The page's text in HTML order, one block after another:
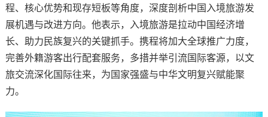
程、核心优势和现存短板等角度，深度剖析中国入境旅游发
展机遇与改进方向。他表示，入境旅游是拉动中国经济增
长、助力民族复兴的关键抓手。携程将加大全球推广力度，
完善外籍游客出行配套服务，多措并举引流国际客源，以文
旅交流深化国际往来，为国家强盛与中华文明复兴赋能聚
力。